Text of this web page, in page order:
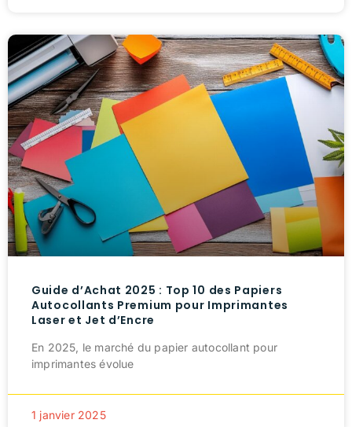
Guide d’Achat 2025 : Top 10 des Papiers
Autocollants Premium pour Imprimantes
Laser et Jet d’Encre
En 2025, le marché du papier autocollant pour
imprimantes évolue
1 janvier 2025